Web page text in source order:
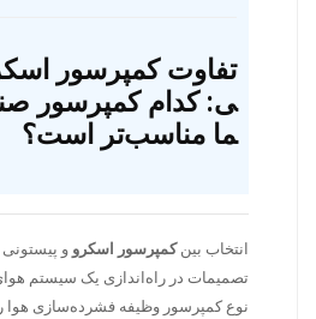
تفاوت کمپرسور
ی: کدام کمپرسور
ما مناسب‌تر است؟
انتخاب بینکمپرسور اسکرو و
تصمیمات در راه‌اندازی یک سیستم
نوع کمپرسور وظیفه فشرده‌سازی هوا را